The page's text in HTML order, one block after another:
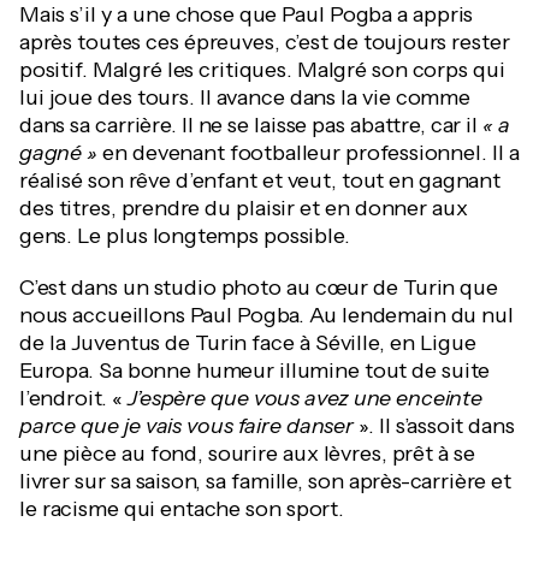
Mais s’il y a une chose que Paul Pogba a appris
après toutes ces épreuves, c’est de toujours rester
positif. Malgré les critiques. Malgré son corps qui
lui joue des tours. Il avance dans la vie comme
dans sa carrière. Il ne se laisse pas abattre, car il « a
gagné » en devenant footballeur professionnel. Il a
réalisé son rêve d’enfant et veut, tout en gagnant
des titres, prendre du plaisir et en donner aux
gens. Le plus longtemps possible.
C’est dans un studio photo au cœur de Turin que
nous accueillons Paul Pogba. Au lendemain du nul
de la Juventus de Turin face à Séville, en Ligue
Europa. Sa bonne humeur illumine tout de suite
l’endroit. «J’espère que vous avez une enceinte
parce que je vais vous faire danser». Il s’assoit dans
une pièce au fond, sourire aux lèvres, prêt à se
livrer sur sa saison, sa famille, son après-carrière et
le racisme qui entache son sport.